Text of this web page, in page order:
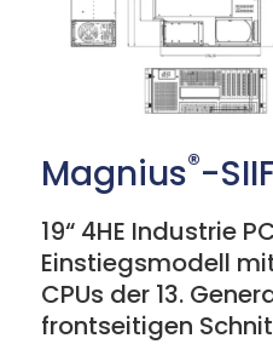
Magnius®-
19“ 4HE Industrie
Einstiegsmodell
CPUs der 13.
frontseitigen